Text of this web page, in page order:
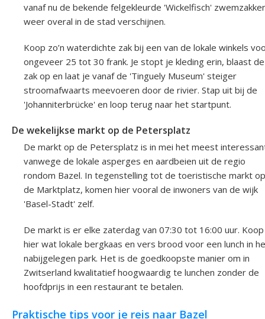
vanaf nu de bekende felgekleurde 'Wickelfisch'
weer overal in de stad verschijnen.
Koop zo’n waterdichte zak bij een van de lokale winkels
ongeveer 25 tot 30 frank. Je stopt je kleding erin, blaast de
zak op en laat je vanaf de 'Tinguely Museum' steiger
stroomafwaarts meevoeren door de rivier. Stap uit bij de
'Johanniterbrücke' en loop terug naar het startpunt.
De wekelijkse markt op de Petersplatz
De markt op de Petersplatz is in mei het meest
vanwege de lokale asperges en aardbeien uit de regio
rondom Bazel. In tegenstelling tot de toeristische markt op
de Marktplatz, komen hier vooral de inwoners van de wijk
'Basel-Stadt' zelf.
De markt is er elke zaterdag van 07:30 tot 16:00 uur. Koop
hier wat lokale bergkaas en vers brood voor een lunch in
nabijgelegen park. Het is de goedkoopste manier om in
Zwitserland kwalitatief hoogwaardig te lunchen zonder de
hoofdprijs in een restaurant te betalen.
Praktische tips voor je reis naar Bazel